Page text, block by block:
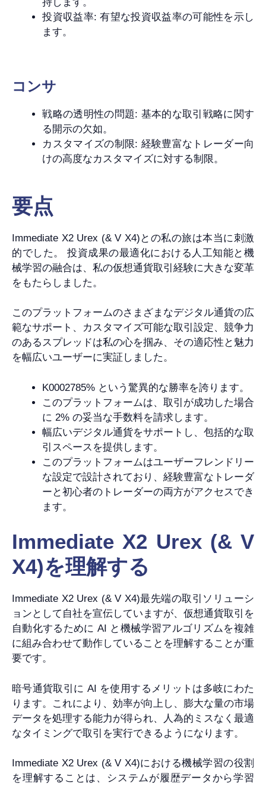
投資収益率: 有望な投資収益率の可能性を示し
ます。
コンサ
戦略の透明性の問題: 基本的な取引戦略に関す
る開示の欠如。
カスタマイズの制限: 経験豊富なトレーダー向
けの高度なカスタマイズに対する制限。
要点
Immediate X2 Urex (& V X4)との私の旅は本当に刺激
的でした。 投資成果の最適化における人工知能と機
械学習の融合は、私の仮想通貨取引経験に大きな変革
をもたらしました。
このプラットフォームのさまざまなデジタル通貨の広
範なサポート、カスタマイズ可能な取引設定、競争力
のあるスプレッドは私の心を掴み、その適応性と魅力
を幅広いユーザーに実証しました。
K0002785% という驚異的な勝率を誇ります。
このプラットフォームは、取引が成功した場合
に 2% の妥当な手数料を請求します。
幅広いデジタル通貨をサポートし、包括的な取
引スペースを提供します。
このプラットフォームはユーザーフレンドリー
な設定で設計されており、経験豊富なトレーダ
ーと初心者のトレーダーの両方がアクセスでき
ます。
Immediate X2 Urex (& V
X4)を理解する
Immediate X2 Urex (& V X4)最先端の取引ソリューシ
ョンとして自社を宣伝していますが、仮想通貨取引を
自動化するために AI と機械学習アルゴリズムを複雑
に組み合わせて動作していることを理解することが重
要です。
暗号通貨取引に AI を使用するメリットは多岐にわた
ります。これにより、効率が向上し、膨大な量の市場
データを処理する能力が得られ、人為的ミスなく最適
なタイミングで取引を実行できるようになります。
Immediate X2 Urex (& V X4)における機械学習の役割
を理解することは、システムが履歴データから学習